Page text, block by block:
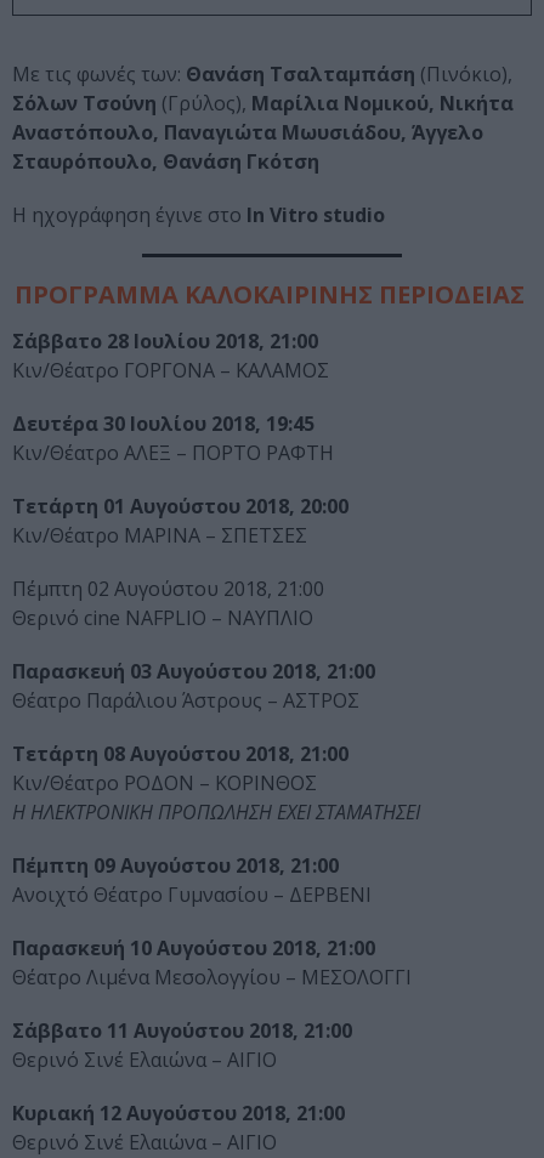
Με τις φωνές των: Θανάση Τσαλταμπάση (Πινόκιο),
Σόλων Τσούνη (Γρύλος), Μαρίλια Νομικού, Νικήτα
Αναστόπουλο, Παναγιώτα Μωυσιάδου, Άγγελο
Σταυρόπουλο, Θανάση Γκότση
Η ηχογράφηση έγινε στο In Vitro studio
ΠΡΟΓΡΑΜΜΑ ΚΑΛΟΚΑΙΡΙΝΗΣ ΠΕΡΙΟΔΕΙΑΣ
Σάββατο 28 Ιουλίου 2018, 21:00
Κιν/Θέατρο ΓΟΡΓΟΝΑ – ΚΑΛΑΜΟΣ
Δευτέρα 30 Ιουλίου 2018, 19:45
Κιν/Θέατρο ΑΛΕΞ – ΠΟΡΤΟ ΡΑΦΤΗ
Τετάρτη 01 Αυγούστου 2018, 20:00
Κιν/Θέατρο ΜΑΡΙΝΑ – ΣΠΕΤΣΕΣ
Πέμπτη 02 Αυγούστου 2018, 21:00
Θερινό cine NAFPLIO – ΝΑΥΠΛΙΟ
Παρασκευή 03 Αυγούστου 2018, 21:00
Θέατρο Παράλιου Άστρους – ΑΣΤΡΟΣ
Τετάρτη 08 Αυγούστου 2018, 21:00
Κιν/Θέατρο ΡΟΔΟΝ – ΚΟΡΙΝΘΟΣ
Η ΗΛΕΚΤΡΟΝΙΚΗ ΠΡΟΠΩΛΗΣΗ ΕΧΕΙ ΣΤΑΜΑΤΗΣΕΙ
Πέμπτη 09 Αυγούστου 2018, 21:00
Ανοιχτό Θέατρο Γυμνασίου – ΔΕΡΒΕΝΙ
Παρασκευή 10 Αυγούστου 2018, 21:00
Θέατρο Λιμένα Μεσολογγίου – ΜΕΣΟΛΟΓΓΙ
Σάββατο 11 Αυγούστου 2018, 21:00
Θερινό Σινέ Ελαιώνα – ΑΙΓΙΟ
Κυριακή 12 Αυγούστου 2018, 21:00
Θερινό Σινέ Ελαιώνα – ΑΙΓΙΟ